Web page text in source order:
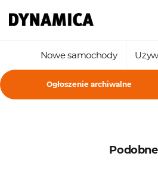
Nowe samochody
Ogłoszenie archiwalne
Podobne